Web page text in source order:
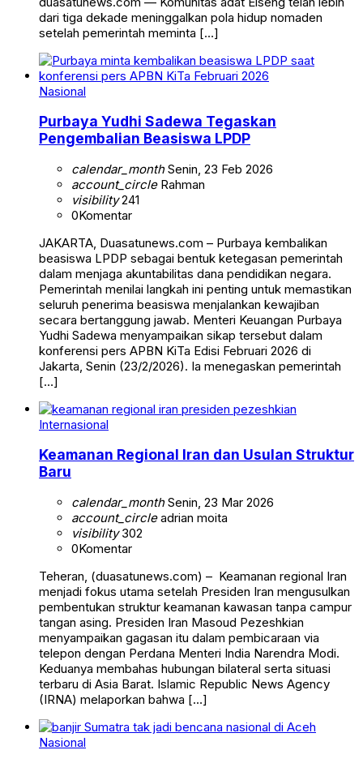
dari tiga dekade meninggalkan pola hidup nomaden
setelah pemerintah meminta […]
Nasional
Purbaya Yudhi Sadewa Tegaskan
Pengembalian Beasiswa LPDP
calendar_monthSenin, 23 Feb 2026
account_circleRahman
visibility241
0Komentar
JAKARTA, Duasatunews.com – Purbaya kembalikan
beasiswa LPDP sebagai bentuk ketegasan pemerintah
dalam menjaga akuntabilitas dana pendidikan negara.
Pemerintah menilai langkah ini penting untuk memastikan
seluruh penerima beasiswa menjalankan kewajiban
secara bertanggung jawab. Menteri Keuangan Purbaya
Yudhi Sadewa menyampaikan sikap tersebut dalam
konferensi pers APBN KiTa Edisi Februari 2026 di
Jakarta, Senin (23/2/2026). Ia menegaskan pemerintah
[…]
Internasional
Keamanan Regional Iran dan Usulan Struktur
Baru
calendar_monthSenin, 23 Mar 2026
account_circleadrian moita
visibility302
0Komentar
Teheran, (duasatunews.com) – Keamanan regional Iran
menjadi fokus utama setelah Presiden Iran mengusulkan
pembentukan struktur keamanan kawasan tanpa campur
tangan asing. Presiden Iran Masoud Pezeshkian
menyampaikan gagasan itu dalam pembicaraan via
telepon dengan Perdana Menteri India Narendra Modi.
Keduanya membahas hubungan bilateral serta situasi
terbaru di Asia Barat. Islamic Republic News Agency
(IRNA) melaporkan bahwa […]
Nasional